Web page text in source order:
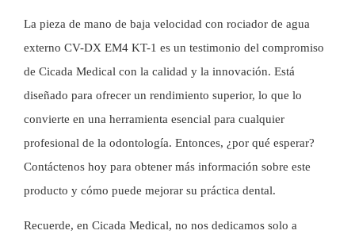
La pieza de mano de baja velocidad con rociador de agua
externo CV-DX EM4 KT-1 es un testimonio del compromiso
de Cicada Medical con la calidad y la innovación. Está
diseñado para ofrecer un rendimiento superior, lo que lo
convierte en una herramienta esencial para cualquier
profesional de la odontología. Entonces, ¿por qué esperar?
Contáctenos hoy para obtener más información sobre este
producto y cómo puede mejorar su práctica dental.
Recuerde, en Cicada Medical, no nos dedicamos solo a